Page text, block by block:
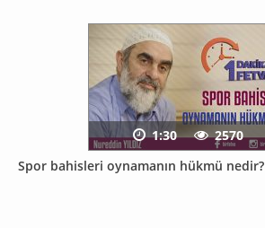
Spor bahisleri oynamanın hükmü nedir?
1:30 2570